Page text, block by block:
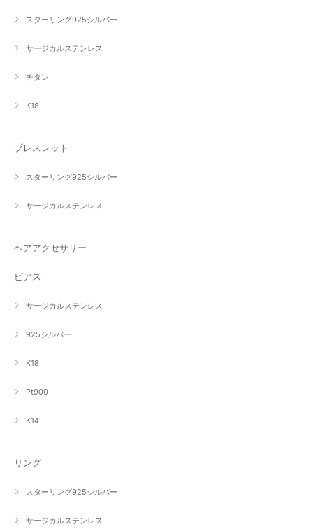
スターリング925シルバー
サージカルステンレス
チタン
K18
ブレスレット
スターリング925シルバー
サージカルステンレス
ヘアアクセサリー
ピアス
サージカルステンレス
925シルバー
K18
Pt900
K14
リング
スターリング925シルバー
サージカルステンレス